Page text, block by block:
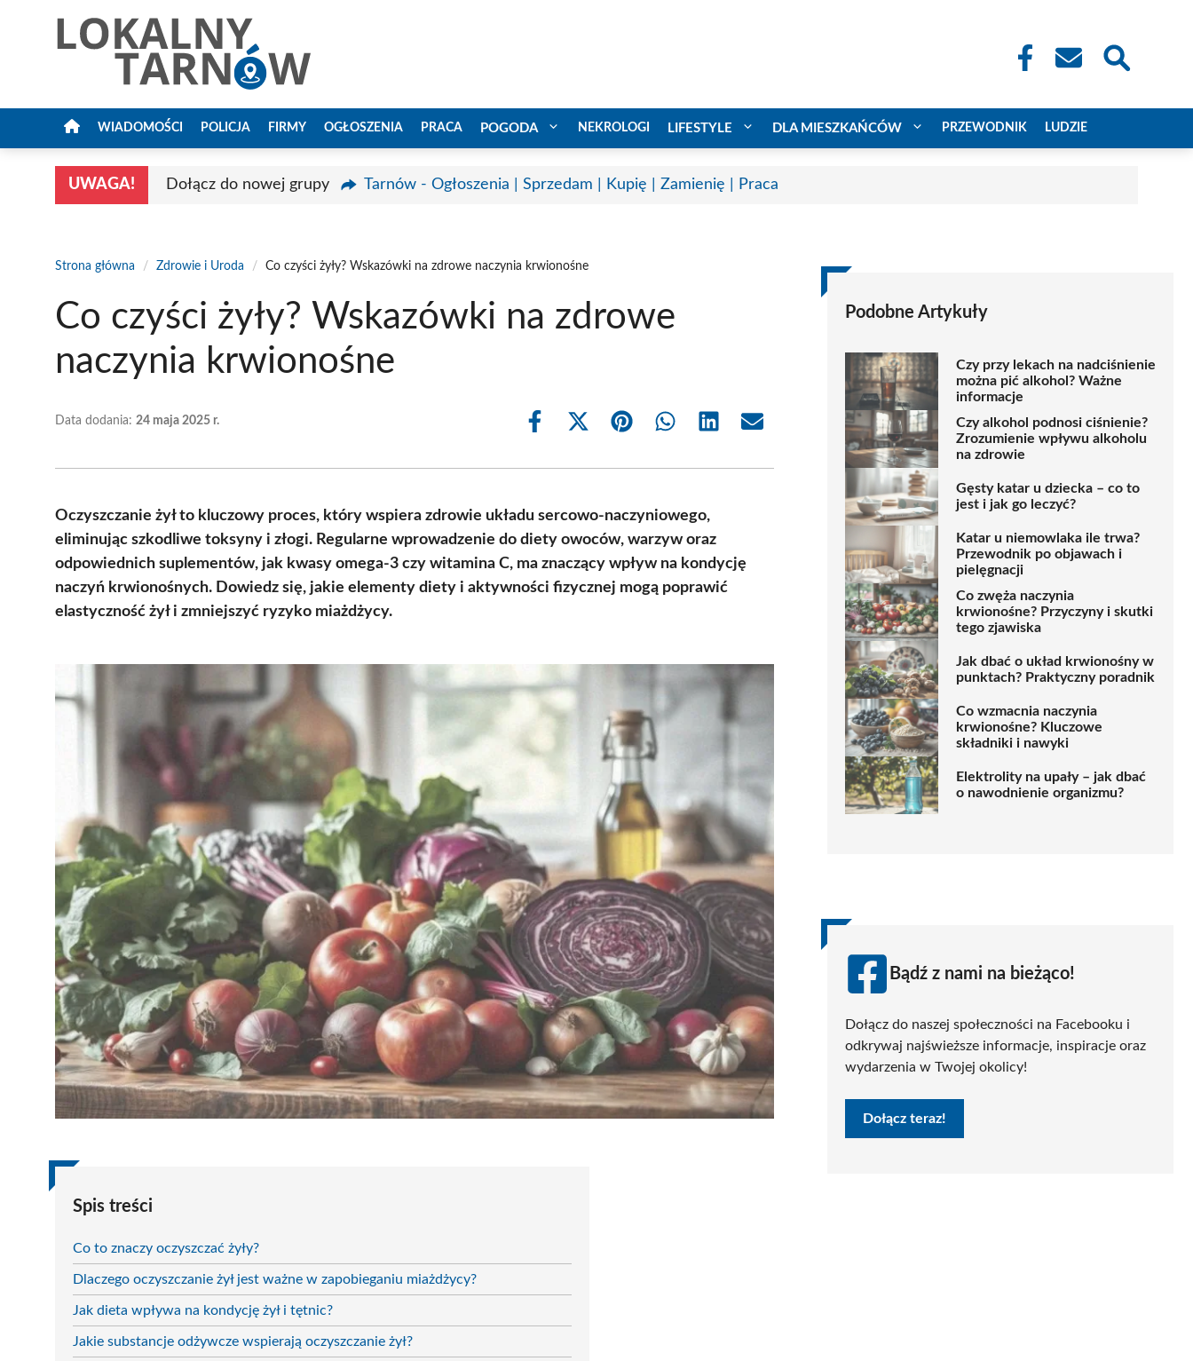
WIADOMOŚCI POLICJA FIRMY OGŁOSZENIA PRACA POGODA NEKROLOGI LIFESTYLE DLA MIESZKAŃCÓW PRZEWODNIK LUDZIE
UWAGA! Dołącz do nowej grupy Tarnów - Ogłoszenia | Sprzedam | Kupię | Zamienię | Praca
Strona główna / Zdrowie i Uroda / Co czyści żyły? Wskazówki na zdrowe naczynia krwionośne
Co czyści żyły? Wskazówki na zdrowe
naczynia krwionośne
Data dodania: 24 maja 2025 r.
Share
Share
(Twitter)
Share Share Share Share
Oczyszczanie żył to kluczowy proces, który wspiera zdrowie układu sercowo-naczyniowego,
eliminując szkodliwe toksyny i złogi. Regularne wprowadzenie do diety owoców, warzyw oraz
odpowiednich suplementów, jak kwasy omega-3 czy witamina C, ma znaczący wpływ na kondycję
naczyń krwionośnych. Dowiedz się, jakie elementy diety i aktywności fizycznej mogą poprawić
elastyczność żył i zmniejszyć ryzyko miażdżycy.
Spis treści
Co to znaczy oczyszczać żyły?
Dlaczego oczyszczanie żył jest ważne w zapobieganiu miażdżycy?
Jak dieta wpływa na kondycję żył i tętnic?
Jakie substancje odżywcze wspierają oczyszczanie żył?
Podobne Artykuły
Czy przy lekach na nadciśnienie
można pić alkohol? Ważne
informacje
Czy alkohol podnosi ciśnienie?
Zrozumienie wpływu alkoholu
na zdrowie
Gęsty katar u dziecka – co to
jest i jak go leczyć?
Katar u niemowlaka ile trwa?
Przewodnik po objawach i
pielęgnacji
Co zwęża naczynia
krwionośne? Przyczyny i skutki
tego zjawiska
Jak dbać o układ krwionośny w
punktach? Praktyczny poradnik
Co wzmacnia naczynia
krwionośne? Kluczowe
składniki i nawyki
Elektrolity na upały – jak dbać
o nawodnienie organizmu?
Bądź z nami na bieżąco!
Dołącz do naszej społeczności na Facebooku i
odkrywaj najświeższe informacje, inspiracje oraz
wydarzenia w Twojej okolicy!
Dołącz teraz!